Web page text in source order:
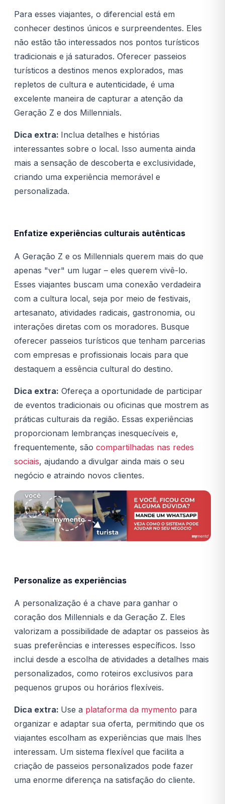
Para esses viajantes, o diferencial está em
conhecer destinos únicos e surpreendentes. Eles
não estão tão interessados nos pontos turísticos
tradicionais e já saturados. Oferecer passeios
turísticos a destinos menos explorados, mas
repletos de cultura e autenticidade, é uma
excelente maneira de capturar a atenção da
Geração Z e dos Millennials.
Dica extra: Inclua detalhes e histórias
interessantes sobre o local. Isso aumenta ainda
mais a sensação de descoberta e exclusividade,
criando uma experiência memorável e
personalizada.
Enfatize experiências culturais autênticas
A Geração Z e os Millennials querem mais do que
apenas "ver" um lugar – eles querem vivê-lo.
Esses viajantes buscam uma conexão verdadeira
com a cultura local, seja por meio de festivais,
artesanato, atividades radicais, gastronomia, ou
interações diretas com os moradores. Busque
oferecer passeios turísticos que tenham parcerias
com empresas e profissionais locais para que
destaquem a essência cultural do destino.
Dica extra: Ofereça a oportunidade de participar
de eventos tradicionais ou oficinas que mostrem as
práticas culturais da região. Essas experiências
proporcionam lembranças inesquecíveis e,
frequentemente, são compartilhadas nas redes
sociais, ajudando a divulgar ainda mais o seu
negócio e atraindo novos clientes.
Personalize as experiências
A personalização é a chave para ganhar o
coração dos Millennials e da Geração Z. Eles
valorizam a possibilidade de adaptar os passeios às
suas preferências e interesses específicos. Isso
inclui desde a escolha de atividades a detalhes mais
personalizados, como roteiros exclusivos para
pequenos grupos ou horários flexíveis.
Dica extra: Use a plataforma da mymento para
organizar e adaptar sua oferta, permitindo que os
viajantes escolham as experiências que mais lhes
interessam. Um sistema flexível que facilita a
criação de passeios personalizados pode fazer
uma enorme diferença na satisfação do cliente.